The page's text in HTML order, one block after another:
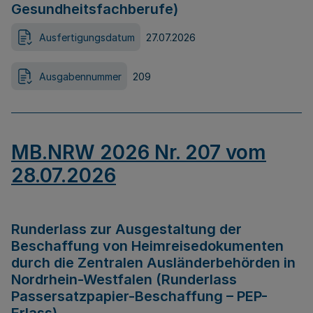
Gesundheitsfachberufe)
Ausfertigungsdatum 27.07.2026
Ausgabennummer 209
MB.NRW 2026 Nr. 207 vom
28.07.2026
Runderlass zur Ausgestaltung der
Beschaffung von Heimreisedokumenten
durch die Zentralen Ausländerbehörden in
Nordrhein-Westfalen (Runderlass
Passersatzpapier-Beschaffung – PEP-